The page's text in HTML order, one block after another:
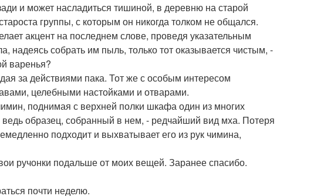
и может насладиться тишиной, в деревню на старой
группы, с которым он никогда толком не общался.
акцент на последнем слове, проведя указательным
надеясь собрать им пыль, только тот оказывается чистым, -
варенья?
за действиями пака. Тот же с особым интересом
целебными настойками и отварами.
поднимая с верхней полки шкафа один из многих
ведь образец, собранный в нем, - редчайший вид мха. Потеря
подходит и выхватывает его из рук чимина,
ручонки подальше от моих вещей. Заранее спасибо.
почти неделю.